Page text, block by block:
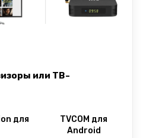
или ТВ-
для
TVCOM для
Android